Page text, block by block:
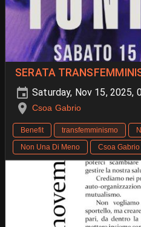
SERATA
Saturday, Nov 15, 2025,
Csoa Gabrio
Benefit transfemminismo
Non Una Di Meno
Csoa Gabrio